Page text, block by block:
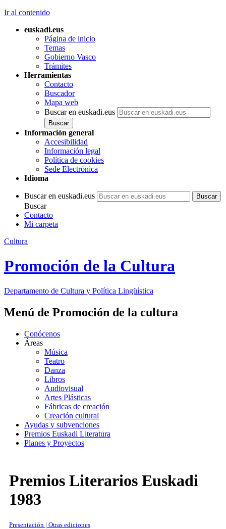
Ir al contenido
euskadi.eus
Página de inicio
Temas
Gobierno Vasco
Trámites
Herramientas
Contacto
Buscador
Mapa web
Buscar en euskadi.eus
Información general
Accesibilidad
Información legal
Política de cookies
Sede Electrónica
Idioma
Buscar en euskadi.eus
Buscar
Contacto
Mi carpeta
Cultura
Promoción de la Cultura
Departamento de Cultura y Política Lingüística
Menú de Promoción de la cultura
Conócenos
Áreas
Música
Teatro
Danza
Libros
Audiovisual
Artes Plásticas
Fábricas de creación
Creación cultural
Ayudas y subvenciones
Premios Euskadi Literatura
Planes y Proyectos
Premios Literarios Euskadi
1983
Presentación | Otras ediciones